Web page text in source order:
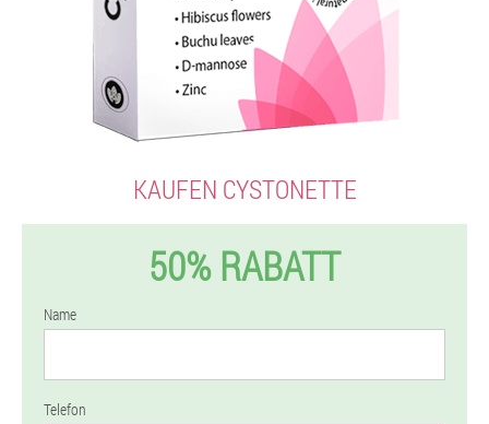
KAUFEN CYSTONETTE
50% RABATT
Name
Telefon